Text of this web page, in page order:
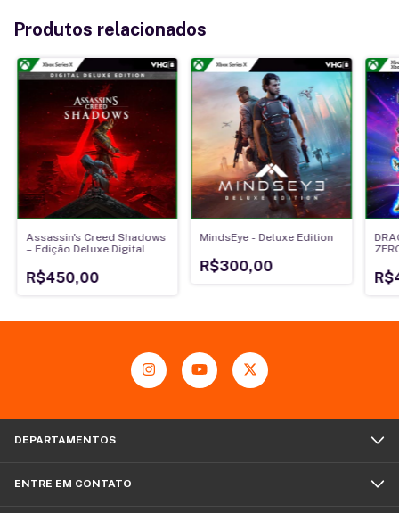
Produtos relacionados
Assassin's Creed Shadows
– Edição Deluxe Digital
R$450,00
MindsEye - Deluxe Edition
R$300,00
DEPARTAMENTOS
ENTRE EM CONTATO